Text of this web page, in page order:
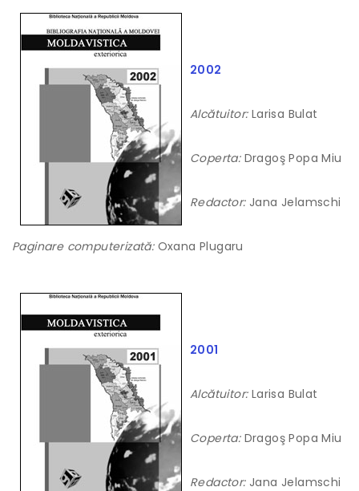
2002
Alcătuitor: Larisa Bulat
Coperta: Dragoş Popa Miu
Redactor: Jana Jelamschi
Paginare computerizată: Oxana Plugaru
2001
Alcătuitor: Larisa Bulat
Coperta: Dragoş Popa Miu
Redactor: Jana Jelamschi